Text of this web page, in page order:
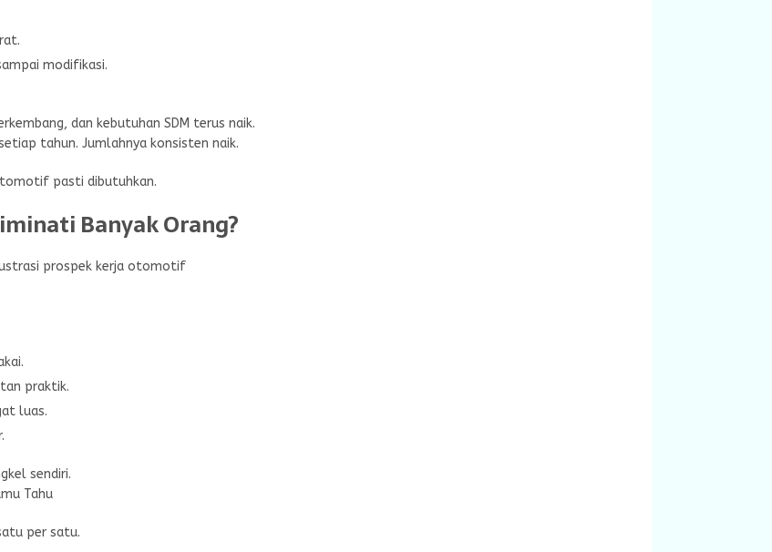
modifikasi.
dan kebutuhan SDM terus naik.
tahun. Jumlahnya konsisten naik.
pasti dibutuhkan.
Banyak Orang?
praktik.
luas.
sendiri.
Tahu
per satu.